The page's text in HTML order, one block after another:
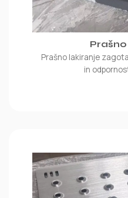
Prašno lakiranje
in